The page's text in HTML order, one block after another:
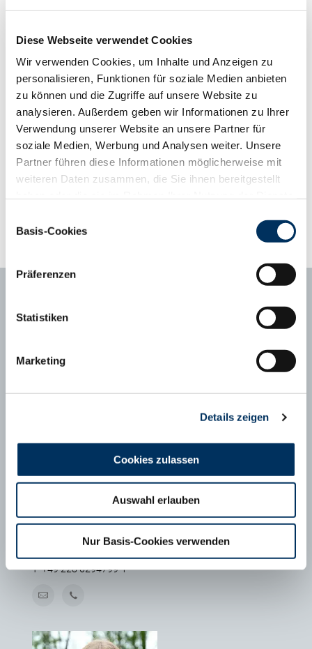
Diese Webseite verwendet Cookies
Wir verwenden Cookies, um Inhalte und Anzeigen zu
personalisieren, Funktionen für soziale Medien anbieten
zu können und die Zugriffe auf unsere Website zu
analysieren. Außerdem geben wir Informationen zu Ihrer
Verwendung unserer Website an unsere Partner für
soziale Medien, Werbung und Analysen weiter. Unsere
Partner führen diese Informationen möglicherweise mit
weiteren Daten zusammen, die Sie ihnen bereitgestellt
Cookies, wenn Sie unsere Webseite weiterhin nutzen.
Basis-Cookies
Präferenzen
Statistiken
Marketing
Details zeigen
Cookies zulassen
Auswahl erlauben
Nur Basis-Cookies verwenden
Kuhfamilie. Seine ersten Kälber übertreffen alle Erwartungen
hinsichtlich Qualität und Kalbeverlauf! Auswertung gemeldeter
Abkalbungen LKV-NRW 07/2024: Anzahl: 169 Tragezeit: 281,3
Geburtsverl. leicht und mittel: 93,1% Totgeburten: 0,00%
Phänotyp-Informationen aus der Gebrauchskreuzung
ab zweiter Kalbung, Abweichung vom Mittelwert
Kalbungen
12786
Abweichungsprofil -2
Tragezeit (Tage) 281
281.3
2.2
MAXIMILIAN SCHÄFER
Geschäftsführer FHB e.V., Bonn
T +49 228 6294799-1